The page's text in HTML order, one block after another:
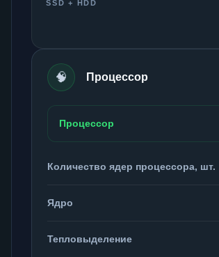
SSD + HDD
🧠 Процессор
Процессор
Количество ядер процессора, шт.
Ядро
Тепловыделение